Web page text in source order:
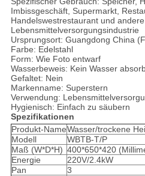
Imbissgeschäft, Supermarkt,
Handelswestrestaurant und
Lebensmittelversorgungsindustrie
Ursprungsort: Guangdong China
Farbe: Edelstahl
Form: Wie Foto entwarf
Wasserbeweis: Kein Wasser
Gefaltet: Nein
Markenname: Superstern
Verwendung:
Hygienisch: Einfach zu säubern
Spezifikationen
Produkt-NameWasser/trockene
Modell
WBTB-T/P
Maß (W*D*H) 400*650*420
Energie
220V/2.4kW
Pan
3